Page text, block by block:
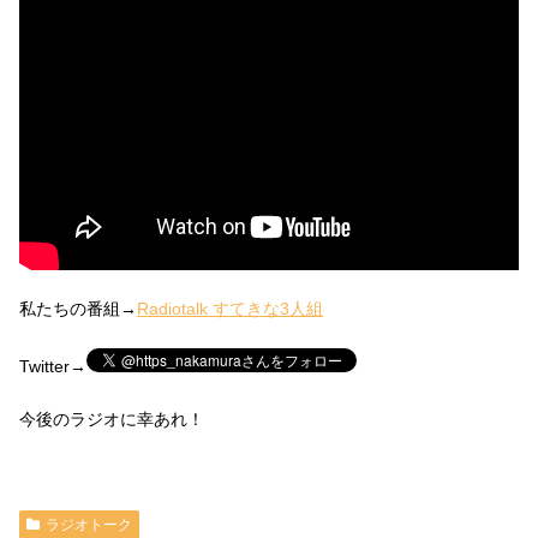
私たちの番組→ Radiotalk すてきな3人組
Twitter→
今後のラジオに幸あれ！
ラジオトーク